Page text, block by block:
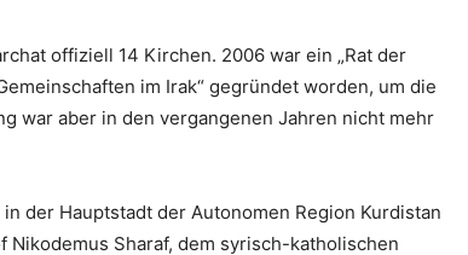
offiziell 14 Kirchen. 2006 war ein „Rat der
im Irak“ gegründet worden, um die
war aber in den vergangenen Jahren nicht mehr
der Hauptstadt der Autonomen Region Kurdistan
Sharaf, dem syrisch-katholischen